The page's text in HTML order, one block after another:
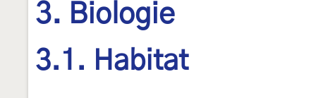
3. Biologie
3.1. Habitat